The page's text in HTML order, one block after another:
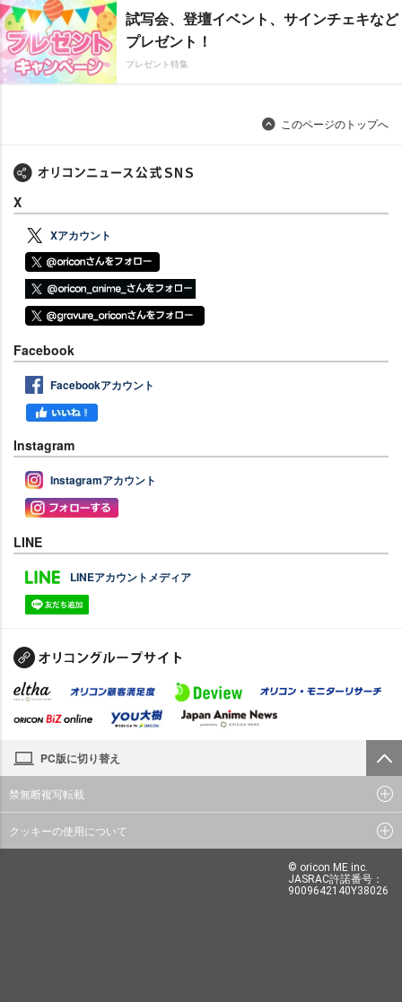
試写会、登壇イベント、サインチェキなど
プレゼント！
プレゼント特集
このページのトップへ
X
Xアカウント
Facebook
Facebookアカウント
Instagram
Instagramアカウント
LINE
LINEアカウントメディア
PC版に切り替え
禁無断複写転載
クッキーの使用について
© oricon ME inc.
JASRAC許諾番号：
9009642140Y38026